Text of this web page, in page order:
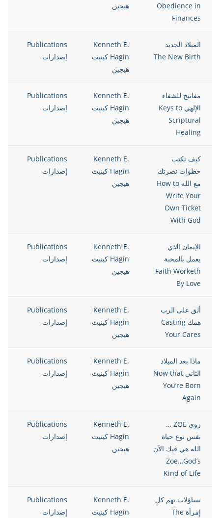
Obedience in
Finances
هيجين
الميلاد الجديد
The New Birth
Kenneth E.
Hagin كينيث
هيجين
Publications
إصدارات
مفاتيح للشفاء
الإلهي Keys to
Scriptural
Healing
Kenneth E.
Hagin كينيث
هيجين
Publications
إصدارات
كيف تكتب
خطوات نصرتك
مع الله How to
Write Your
Own Ticket
With God
Kenneth E.
Hagin كينيث
هيجين
Publications
إصدارات
الإيمان الذي
يعمل بالمحبة
Faith Worketh
By Love
Kenneth E.
Hagin كينيث
هيجين
Publications
إصدارات
ألق على الرب
همك Casting
Your Cares
Kenneth E.
Hagin كينيث
هيجين
Publications
إصدارات
ماذا بعد الميلاد
الثاني Now that
You’re Born
Again
Kenneth E.
Hagin كينيث
هيجين
Publications
إصدارات
زوي ZOE …
نفس نوع حياة
الله هي فيك الآن
Zoe…God’s
Kind of Life
Kenneth E.
Hagin كينيث
هيجين
Publications
إصدارات
تساؤلات تهم كل
إمرأة The
Kenneth E.
Hagin كينيث
Publications
إصدارات